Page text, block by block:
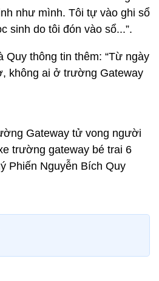
như mình. Tôi tự vào ghi sổ
sinh do tôi đón vào sổ...”.
Quy thông tin thêm: “Từ ngày
không ai ở trường Gateway
Gateway tử vong người
trường gateway bé trai 6
Phiến Nguyễn Bích Quy